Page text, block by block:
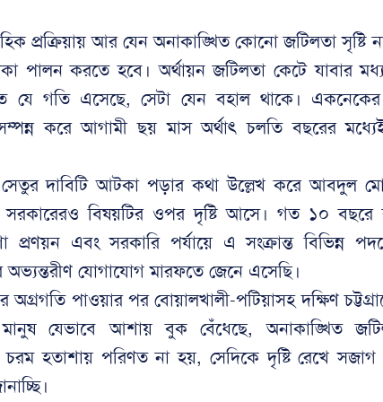
প্রক্রিয়ায় আর যেন অনাকাঙ্খিত কোনো জটিলতা সৃষ্টি
পালন করতে হবে। অর্থায়ন জটিলতা কেটে যাবার
যে গতি এসেছে, সেটা যেন বহাল থাকে।
সম্পন্ন করে আগামী ছয় মাস অর্থাৎ চলতি বছরের
দাবিটি আটকা পড়ার কথা উল্লেখ করে আবদুল
বিষয়টির ওপর দৃষ্টি আসে। গত ১০
এবং সরকারি পর্যায়ে এ সংক্রান্ত বিভিন্ন
যোগাযোগ মারফতে জেনে এসেছি।
পাওয়ার পর বোয়ালখালী-পটিয়াসহ দক্ষিণ
মানুষ যেভাবে আশায় বুক বেঁধেছে, অনাকাঙ্খিত
চরম হতাশায় পরিণত না হয়, সেদিকে দৃষ্টি রেখে